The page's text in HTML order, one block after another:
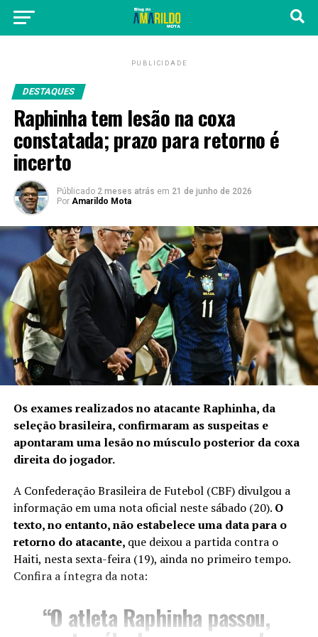
PUBLICIDADE
DESTAQUES
Raphinha tem lesão na coxa
constatada; prazo para retorno é
incerto
Públicado 2 meses atrás em 21 de junho de 2026
Por Amarildo Mota
Os exames realizados no atacante Raphinha, da
seleção brasileira, confirmaram as suspeitas e
apontaram uma lesão no músculo posterior da coxa
direita do jogador.
A Confederação Brasileira de Futebol (CBF) divulgou a
informação em uma nota oficial neste sábado (20). O
texto, no entanto, não estabelece uma data para o
retorno do atacante, que deixou a partida contra o
Haiti, nesta sexta-feira (19), ainda no primeiro tempo.
Confira a íntegra da nota:
“O atleta Raphinha passou,